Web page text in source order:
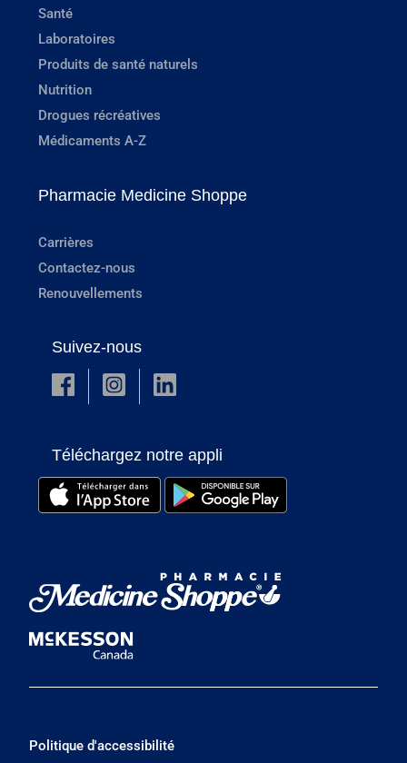
Santé
Laboratoires
Produits de santé naturels
Nutrition
Drogues récréatives
Médicaments A-Z
Pharmacie Medicine Shoppe
Carrières
Contactez-nous
Renouvellements
Suivez-nous
Téléchargez notre appli
Politique d'accessibilité